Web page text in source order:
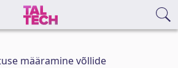
määramine võllide